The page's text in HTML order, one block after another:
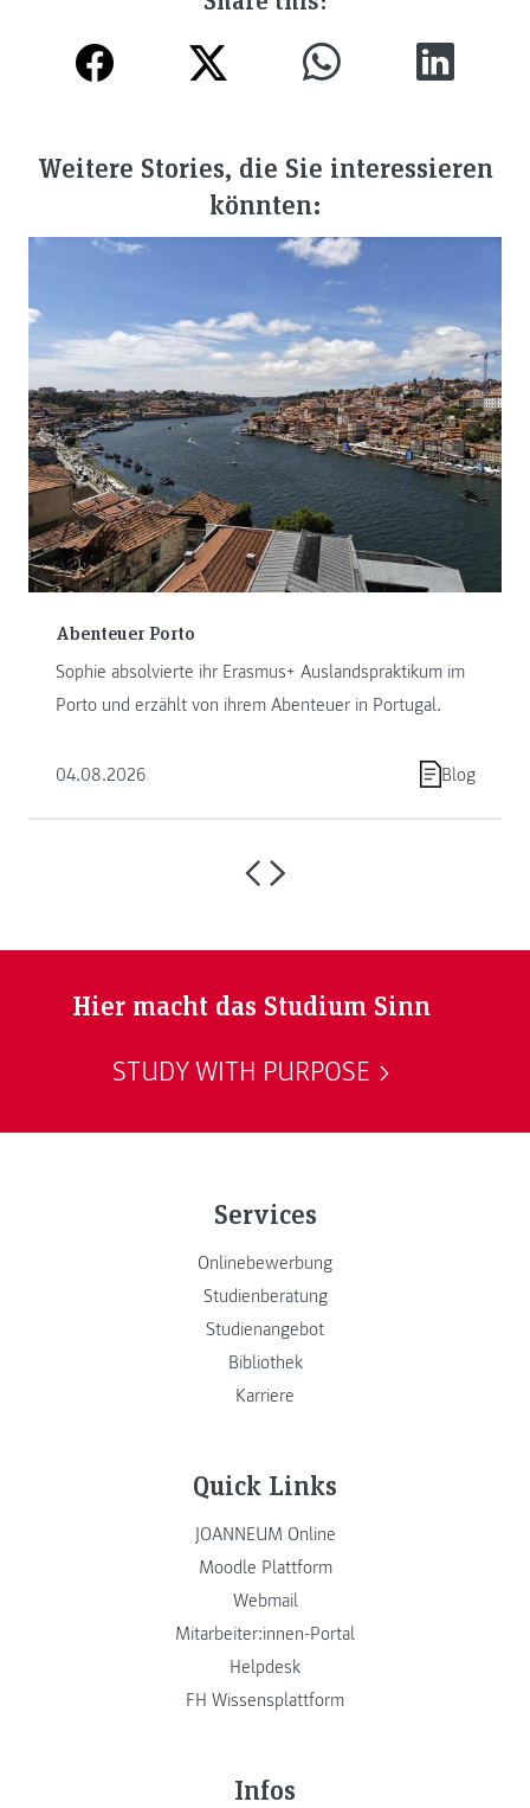
Weitere Stories, die Sie interessieren
könnten:
Abenteuer Porto
Sophie absolvierte ihr Erasmus+ Auslandspraktikum im
Porto und erzählt von ihrem Abenteuer in Portugal.
04.08.2026 Blog
Hier macht das Studium Sinn
STUDY WITH PURPOSE
Services
Onlinebewerbung
Studienberatung
Studienangebot
Bibliothek
Karriere
Quick Links
JOANNEUM Online
Moodle Plattform
Webmail
Mitarbeiter:innen-Portal
Helpdesk
FH Wissensplattform
Infos